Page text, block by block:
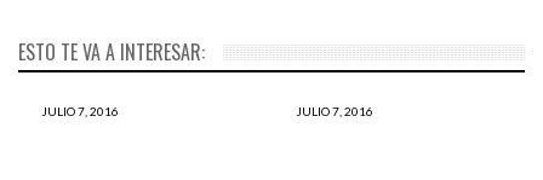
ESTO TE VA A INTERESAR:
JULIO 7, 2016 JULIO 7, 2016